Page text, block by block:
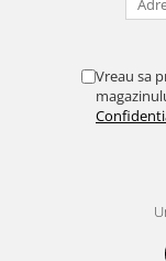
Vreau sa